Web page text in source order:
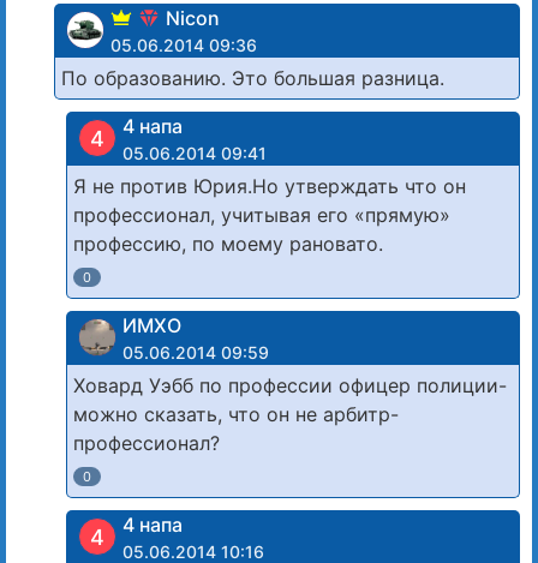
Nicon
05.06.2014 09:36
По образованию. Это большая разница.
4 4 напа
05.06.2014 09:41
Я не против Юрия.Но утверждать что он
профессионал, учитывая его «прямую»
профессию, по моему рановато.
0
ИМХО
05.06.2014 09:59
Ховард Уэбб по профессии офицер полиции-
можно сказать, что он не арбитр-
профессионал?
0
4 4 напа
05.06.2014 10:16